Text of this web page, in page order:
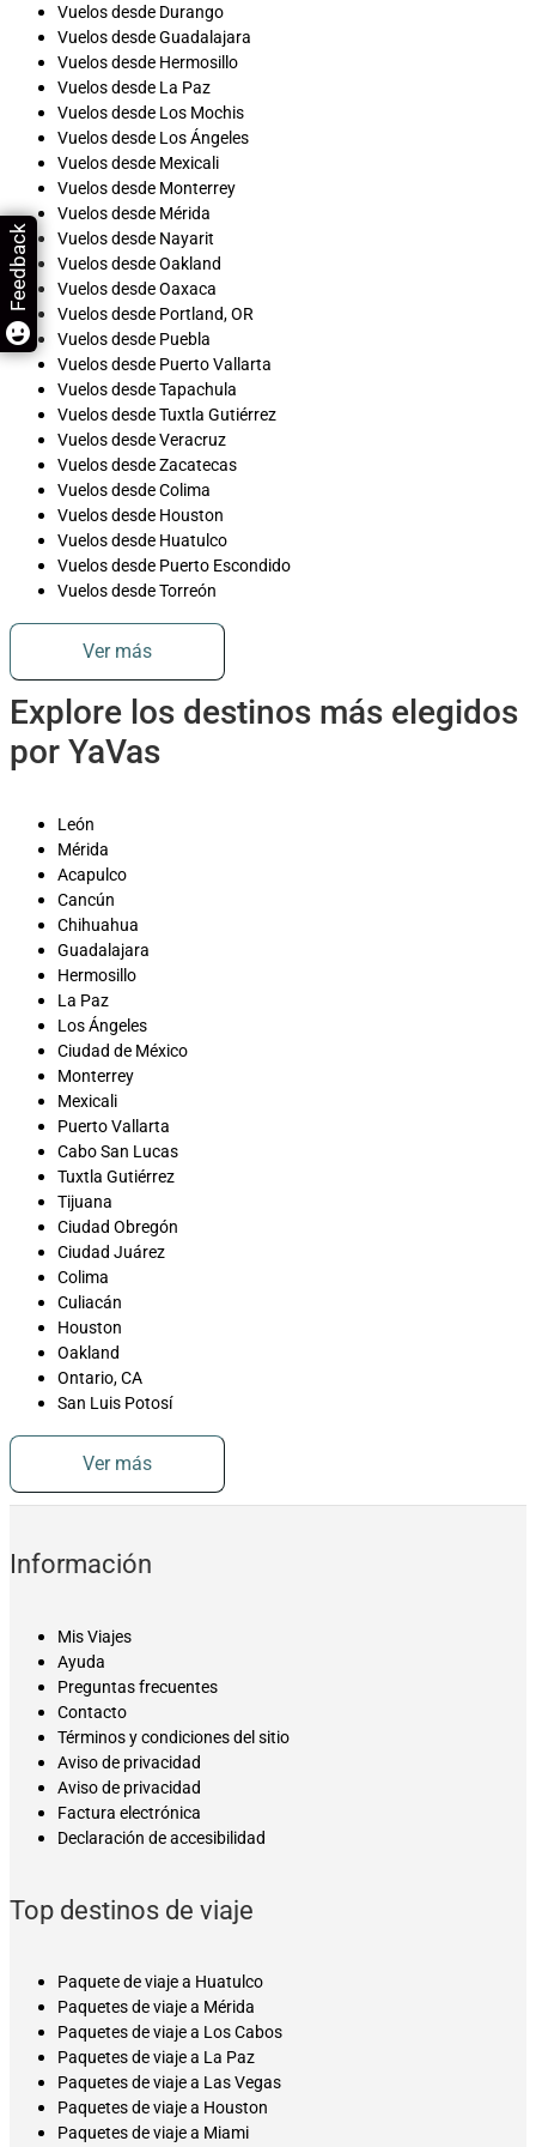
Vuelos desde Durango
Vuelos desde Guadalajara
Vuelos desde Hermosillo
Vuelos desde La Paz
Vuelos desde Los Mochis
Vuelos desde Los Ángeles
Vuelos desde Mexicali
Vuelos desde Monterrey
Vuelos desde Mérida
Vuelos desde Nayarit
Vuelos desde Oakland
Vuelos desde Oaxaca
Vuelos desde Portland, OR
Vuelos desde Puebla
Vuelos desde Puerto Vallarta
Vuelos desde Tapachula
Vuelos desde Tuxtla Gutiérrez
Vuelos desde Veracruz
Vuelos desde Zacatecas
Vuelos desde Colima
Vuelos desde Houston
Vuelos desde Huatulco
Vuelos desde Puerto Escondido
Vuelos desde Torreón
Ver más
Explore los destinos más elegidos
por YaVas
León
Mérida
Acapulco
Cancún
Chihuahua
Guadalajara
Hermosillo
La Paz
Los Ángeles
Ciudad de México
Monterrey
Mexicali
Puerto Vallarta
Cabo San Lucas
Tuxtla Gutiérrez
Tijuana
Ciudad Obregón
Ciudad Juárez
Colima
Culiacán
Houston
Oakland
Ontario, CA
San Luis Potosí
Ver más
Información
Mis Viajes
Ayuda
Preguntas frecuentes
Contacto
Términos y condiciones del sitio
Aviso de privacidad
Aviso de privacidad
Factura electrónica
Declaración de accesibilidad
Top destinos de viaje
Paquete de viaje a Huatulco
Paquetes de viaje a Mérida
Paquetes de viaje a Los Cabos
Paquetes de viaje a La Paz
Paquetes de viaje a Las Vegas
Paquetes de viaje a Houston
Paquetes de viaje a Miami
Feedback